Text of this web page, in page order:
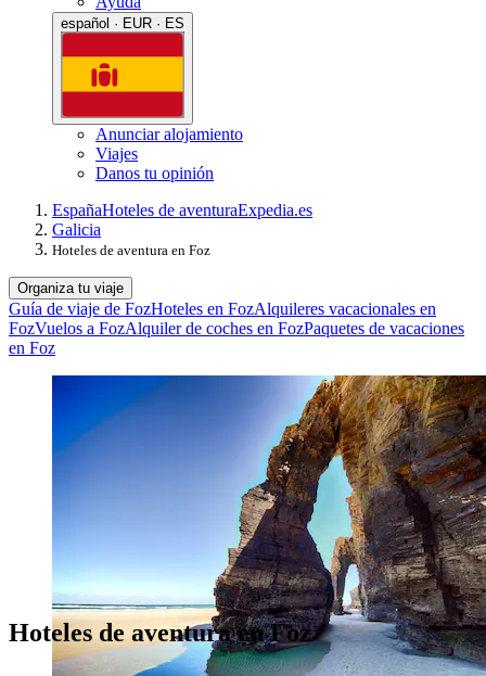
español · EUR · ES
Anunciar alojamiento
Viajes
Danos tu opinión
EspañaHoteles de aventuraExpedia.es
Galicia
Hoteles de aventura en Foz
Organiza tu viaje
Guía de viaje de FozHoteles en FozAlquileres vacacionales en
FozVuelos a FozAlquiler de coches en FozPaquetes de vacaciones
en Foz
Hoteles de aventura en Foz